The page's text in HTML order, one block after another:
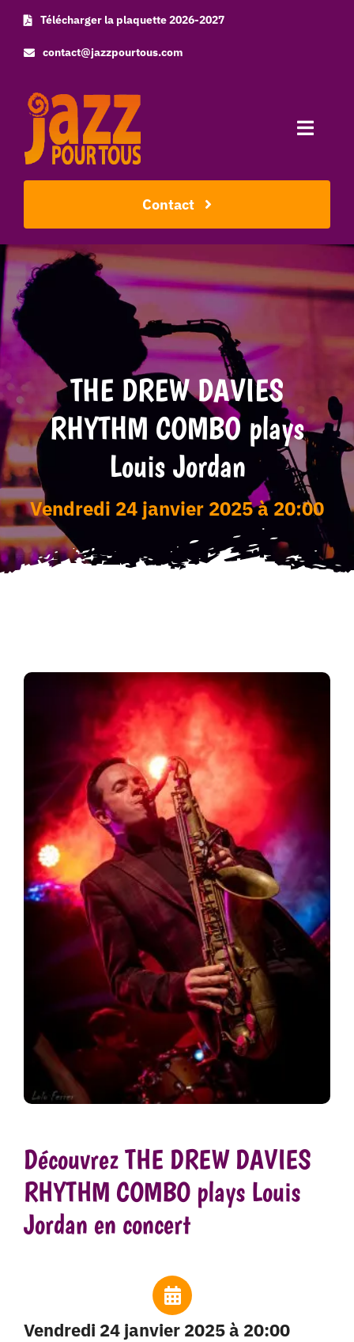
Skip
content
Télécharger la plaquette 2026-2027
contact@jazzpourtous.com
Toggle
Accueil
L’association
Les concerts
Photos
Tarifs
Contact
THE DREW DAVIES
RHYTHM COMBO plays
Louis Jordan
vendredi 24 janvier 2025 à 20:00
Découvrez THE DREW DAVIES
RHYTHM COMBO plays Louis
Jordan en concert
vendredi 24 janvier 2025 à 20:00